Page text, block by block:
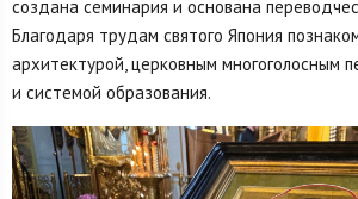
создана семинария и основана
Благодаря трудам святого Япония
архитектурой, церковным многоголосным
и системой образования.